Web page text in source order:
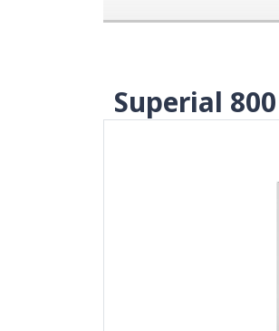
Superial 800